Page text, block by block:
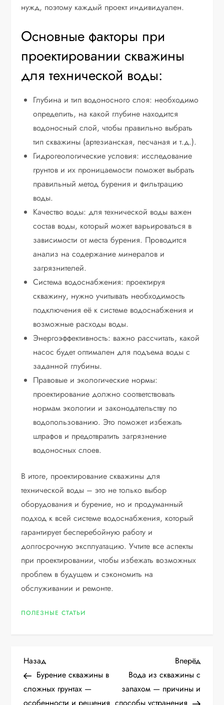
нужд, поэтому каждый проект индивидуален.
Основные факторы при
проектировании скважины
для технической воды:
Глубина и тип водоносного слоя: необходимо
определить, на какой глубине находится
водоносный слой, чтобы правильно выбрать
тип скважины (артезианская, песчаная и т.д.).
Гидрогеологические условия: исследование
грунтов и их проницаемости поможет выбрать
правильный метод бурения и фильтрацию
воды.
Качество воды: для технической воды важен
состав воды, который может варьироваться в
зависимости от места бурения. Проводится
анализ на содержание минералов и
загрязнителей.
Система водоснабжения: проектируя
скважину, нужно учитывать необходимость
подключения её к системе водоснабжения и
возможные расходы воды.
Энергоэффективность: важно рассчитать, какой
насос будет оптимален для подъема воды с
заданной глубины.
Правовые и экологические нормы:
проектирование должно соответствовать
нормам экологии и законодательству по
водопользованию. Это поможет избежать
штрафов и предотвратить загрязнение
водоносных слоев.
В итоге, проектирование скважины для
технической воды – это не только выбор
оборудования и бурение, но и продуманный
подход к всей системе водоснабжения, который
гарантирует бесперебойную работу и
долгосрочную эксплуатацию. Учтите все аспекты
при проектировании, чтобы избежать возможных
проблем в будущем и сэкономить на
обслуживании и ремонте.
ПОЛЕЗНЫЕ СТАТЬИ
Н
а
Предыдущая
запись
Назад
Бурение скважины в
сложных грунтах —
запись
Вперёд
Вода из скважины с
запахом — причины и